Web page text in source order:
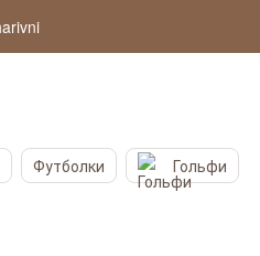
Футболки
Гольфи